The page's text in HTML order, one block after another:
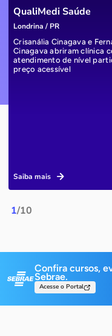
1/10
QualiMedi Saúde
Londrina / PR
Crisanália Cinagava e
Cinagava abriram clínica
atendimento de nível
preço acessível
Saiba mais
Confira cursos,
Sebrae.
Acesse o Portal